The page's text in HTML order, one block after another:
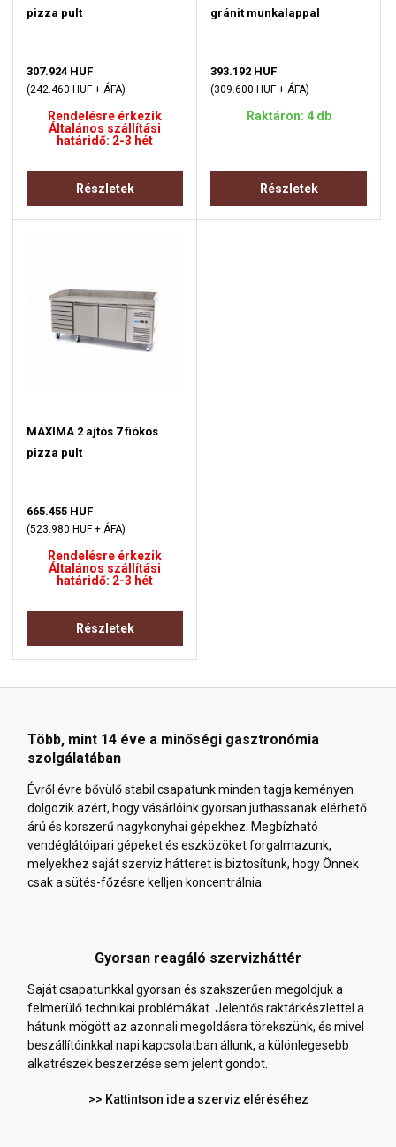
pizza pult
307.924 HUF
(242.460 HUF + ÁFA)
Rendelésre érkezik
Általános szállítási
határidő: 2-3 hét
Részletek
gránit munkalappal
393.192 HUF
(309.600 HUF + ÁFA)
Raktáron: 4 db
Részletek
MAXIMA 2 ajtós 7 fiókos
pizza pult
665.455 HUF
(523.980 HUF + ÁFA)
Rendelésre érkezik
Általános szállítási
határidő: 2-3 hét
Részletek
Több, mint 14 éve a minőségi gasztronómia
szolgálatában
Évről évre bővülő stabil csapatunk minden tagja keményen
dolgozik azért, hogy vásárlóink gyorsan juthassanak elérhető
árú és korszerű nagykonyhai gépekhez. Megbízható
vendéglátóipari gépeket és eszközöket forgalmazunk,
melyekhez saját szerviz hátteret is biztosítunk, hogy Önnek
csak a sütés-főzésre kelljen koncentrálnia.
Gyorsan reagáló szervizháttér
Saját csapatunkkal gyorsan és szakszerűen megoldjuk a
felmerülő technikai problémákat. Jelentős raktárkészlettel a
hátunk mögött az azonnali megoldásra törekszünk, és mivel
beszállítóinkkal napi kapcsolatban állunk, a különlegesebb
alkatrészek beszerzése sem jelent gondot.
>> Kattintson ide a szerviz eléréséhez